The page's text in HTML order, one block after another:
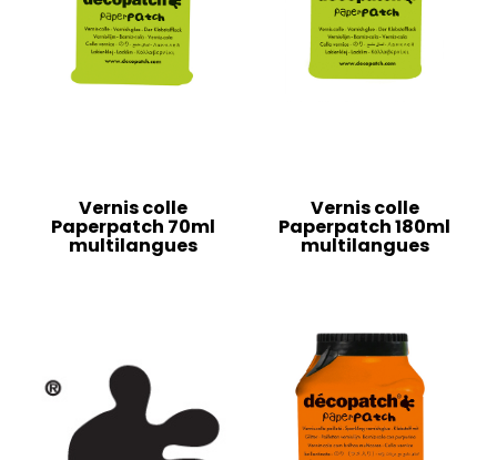
Vernis colle
Paperpatch 70ml
multilangues
Vernis colle
Paperpatch 180ml
multilangues